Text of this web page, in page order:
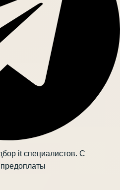
it специалистов. С
предоплаты